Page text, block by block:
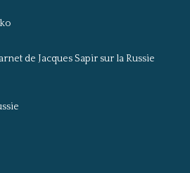
de Jacques Sapir sur la Russie